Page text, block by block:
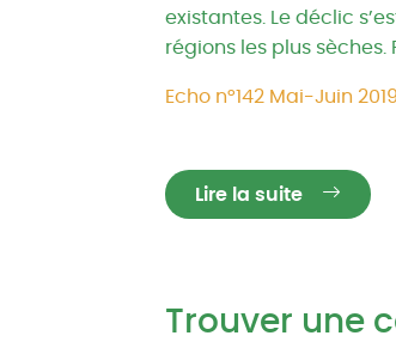
existantes. Le déclic
régions les plus
Echo n°142 Mai-Juin 2019
Lire la suite
Trouver une